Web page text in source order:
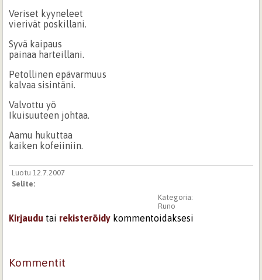
Veriset kyyneleet
vierivät poskillani.
Syvä kaipaus
painaa harteillani.
Petollinen epävarmuus
kalvaa sisintäni.
Valvottu yö
Ikuisuuteen johtaa.
Aamu hukuttaa
kaiken kofeiiniin.
Luotu 12.7.2007
Selite:
Kategoria:
Runo
Kirjaudu tai rekisteröidy kommentoidaksesi
Kommentit